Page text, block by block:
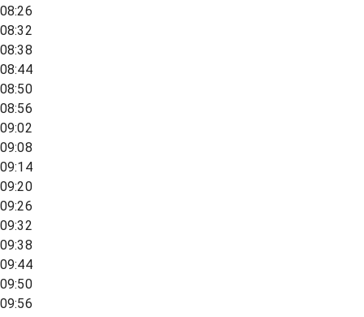
08:26
08:32
08:38
08:44
08:50
08:56
09:02
09:08
09:14
09:20
09:26
09:32
09:38
09:44
09:50
09:56